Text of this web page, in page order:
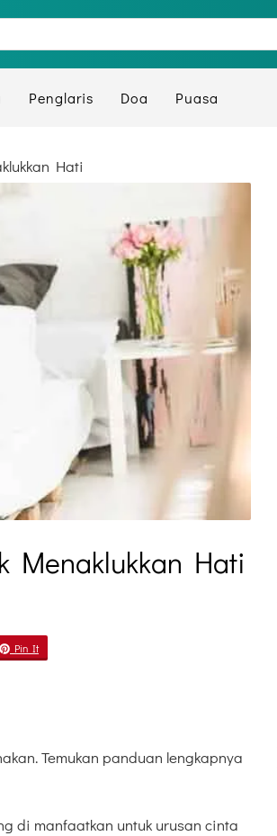
Penglaris Doa Puasa
Hati
Menaklukkan Hati
Pin It
Temukan panduan lengkapnya
di manfaatkan untuk urusan cinta